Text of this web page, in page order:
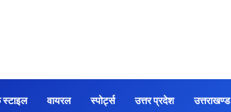
स्टाइल वायरल स्पोर्ट्स उत्तर प्रदेश उत्तराखण्ड